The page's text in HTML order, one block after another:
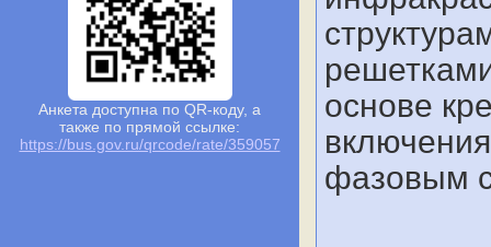
Анкета доступна по QR-коду, а
также по прямой ссылке:
https://bus.gov.ru/qrcode/rate/359057
основе
фазовым